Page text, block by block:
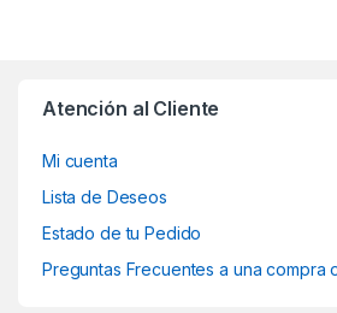
Atención al Cliente
Mi cuenta
Lista de Deseos
Estado de tu Pedido
Preguntas Frecuentes a una compra